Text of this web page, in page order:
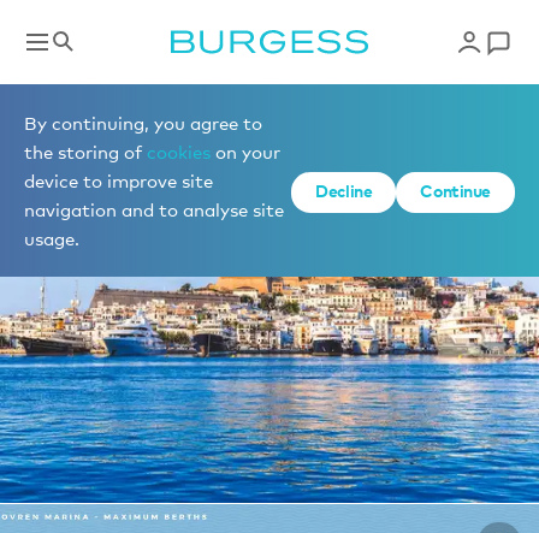
By continuing, you agree to
the storing of cookies on your
device to improve site
navigation and to analyse site
usage.
Decline Continue
Places de port à vendre
1 de 2 photos